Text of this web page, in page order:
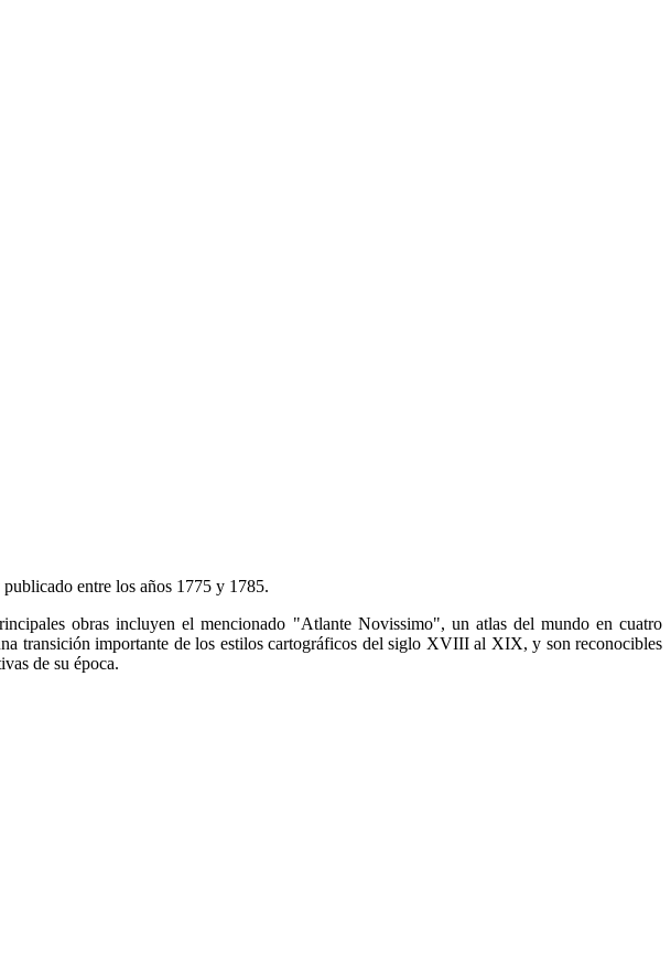
entre los años 1775 y 1785.
obras incluyen el mencionado "Atlante Novissimo", un atlas del mundo en cuatro
transición importante de los estilos cartográficos del siglo XVIII al XIX, y son reconocibles
de su época.